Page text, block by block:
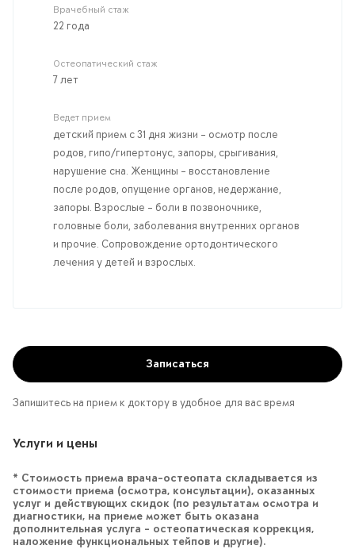
Врачебный стаж
22 года
Остеопатический стаж
7 лет
Ведет прием
детский прием с 31 дня жизни – осмотр после
родов, гипо/гипертонус, запоры, срыгивания,
нарушение сна. Женщины – восстановление
после родов, опущение органов, недержание,
запоры. Взрослые – боли в позвоночнике,
головные боли, заболевания внутренних органов
и прочие. Сопровождение ортодонтического
лечения у детей и взрослых.
Записаться
Запишитесь на прием к доктору в удобное для вас время
Услуги и цены
* Стоимость приема врача-остеопата складывается из
стоимости приема (осмотра, консультации), оказанных
услуг и действующих скидок (по результатам осмотра и
диагностики, на приеме может быть оказана
дополнительная услуга – остеопатическая коррекция,
наложение функциональных тейпов и другие).